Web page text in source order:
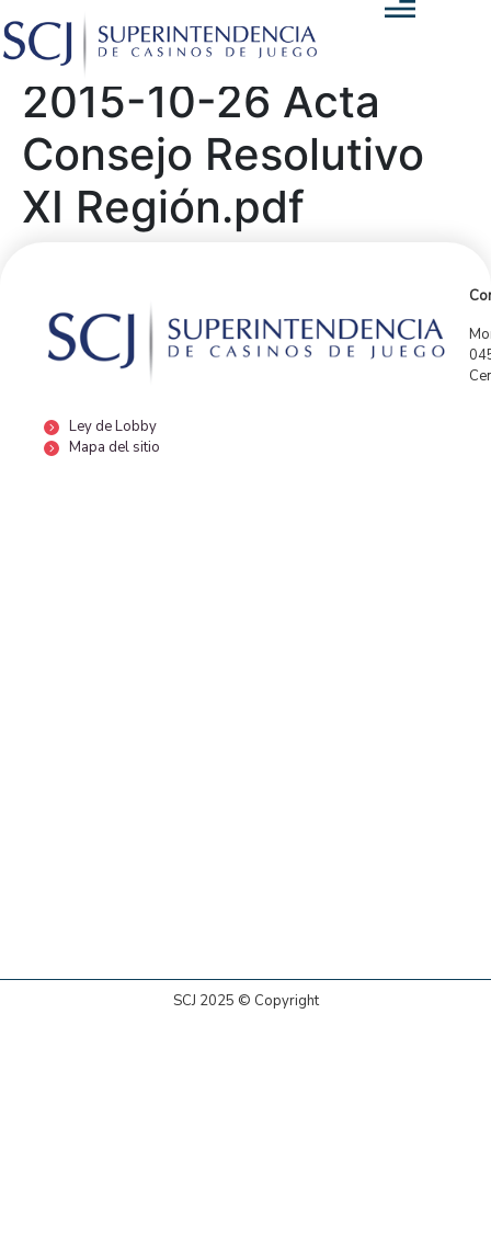
2015-10-26 Acta
Consejo Resolutivo
XI Región.pdf
Ley de Lobby
Mapa del sitio
SCJ 2025 © Copyright